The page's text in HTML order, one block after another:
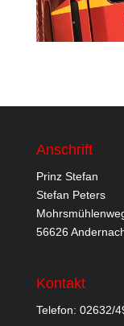
Anschrift
Prinz Stefan
Stefan Peters
56626
Kontakt
Telefon: 02632/